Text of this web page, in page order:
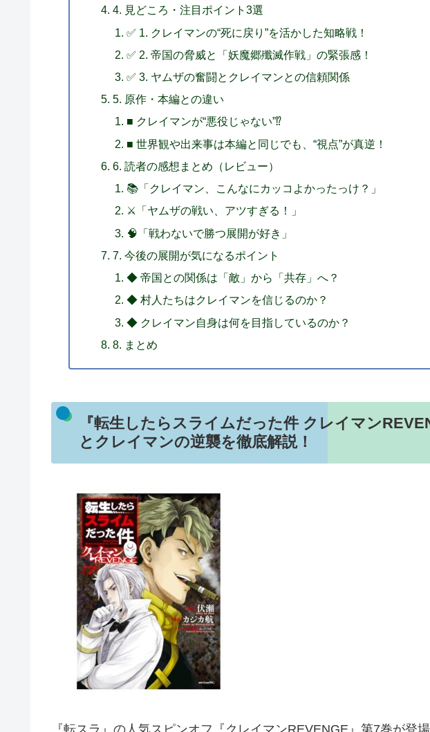
4. 見どころ・注目ポイント3選
✅ 1. クレイマンの“死に戻り”を活かした知略戦！
✅ 2. 帝国の脅威と「妖魔郷殲滅作戦」の緊張感！
✅ 3. ヤムザの奮闘とクレイマンとの信頼関係
5. 原作・本編との違い
■ クレイマンが“悪役じゃない”⁉
■ 世界観や出来事は本編と同じでも、“視点”が真逆！
6. 読者の感想まとめ（レビュー）
📚「クレイマン、こんなにカッコよかったっけ？」
⚔「ヤムザの戦い、アツすぎる！」
🧠「戦わないで勝つ展開が好き」
7. 今後の展開が気になるポイント
◆ 帝国との関係は「敵」から「共存」へ？
◆ 村人たちはクレイマンを信じるのか？
◆ クレイマン自身は何を目指しているのか？
8. まとめ
『転生したらスライムだった件 クレイマン
とクレイマンの逆襲を徹底解説！
『転スラ』の人気スピンオフ『クレイマンREVENGE』第7巻が登